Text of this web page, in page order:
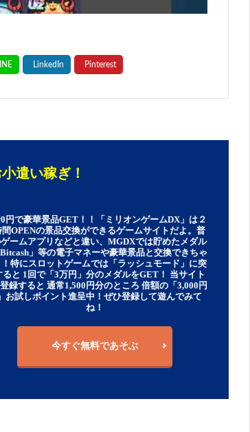
遣い稼ぎ！
円で豪華景品GET！！「ミリオンゲームDX」は２
間OPENの景品交換ができるゲームサイトだよ。普
ームアプリなどと違い、MGDXでは貯めたメダル
」等の電子マネーや豪華景品と交換できちゃ
！特にスロットゲームでは「ラッシュモード」に突
ると 1回で「3万円」分のメダルをGET！ 当サイト
録すると 通常1,500円分のところ 倍額の「3,000円
お試しポイント進呈中！ぜひ登録して遊んでみて
ね！
今すぐ無料であそぶ